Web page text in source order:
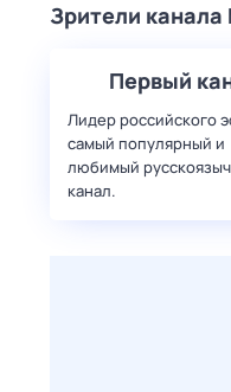
Зрители
Первый
Лидер российского
самый популярный и
любимый
канал.